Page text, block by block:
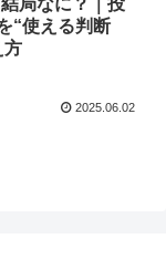
“使える判断
方
2025.06.02